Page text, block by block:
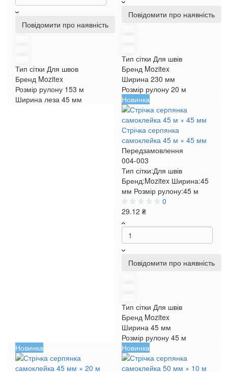
Повідомити про наявність
Тип сітки Для швов
Бренд Mozitex
Розмір рулону 153 м
Ширина леза 45 мм
Повідомити про наявність
Тип сітки Для швів
Бренд Mozitex
Ширина 230 мм
Розмір рулону 20 м
Новинка
Стрічка серпянка
самоклейка 45 м × 45 мм
Передзамовлення
004-003
Тип сітки:Для швів
Бренд:Mozitex Ширина:45
мм Розмір рулону:45 м
0
29.12 ₴
Повідомити про наявність
Тип сітки Для швів
Бренд Mozitex
Ширина 45 мм
Розмір рулону 45 м
Новинка
Новинка